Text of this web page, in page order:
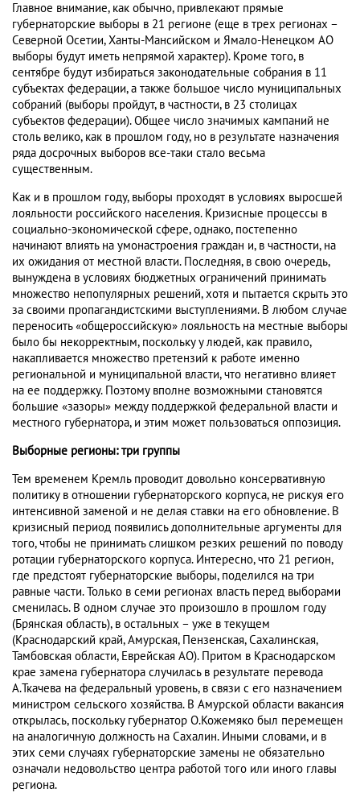
Главное внимание, как обычно, привлекают прямые
губернаторские выборы в 21 регионе (еще в трех регионах –
Северной Осетии, Ханты-Мансийском и Ямало-Ненецком АО
выборы будут иметь непрямой характер). Кроме того, в
сентябре будут избираться законодательные собрания в 11
субъектах федерации, а также большое число муниципальных
собраний (выборы пройдут, в частности, в 23 столицах
субъектов федерации). Общее число значимых кампаний не
столь велико, как в прошлом году, но в результате назначения
ряда досрочных выборов все-таки стало весьма
существенным.
Как и в прошлом году, выборы проходят в условиях выросшей
лояльности российского населения. Кризисные процессы в
социально-экономической сфере, однако, постепенно
начинают влиять на умонастроения граждан и, в частности, на
их ожидания от местной власти. Последняя, в свою очередь,
вынуждена в условиях бюджетных ограничений принимать
множество непопулярных решений, хотя и пытается скрыть это
за своими пропагандистскими выступлениями. В любом случае
переносить «общероссийскую» лояльность на местные выборы
было бы некорректным, поскольку у людей, как правило,
накапливается множество претензий к работе именно
региональной и муниципальной власти, что негативно влияет
на ее поддержку. Поэтому вполне возможными становятся
большие «зазоры» между поддержкой федеральной власти и
местного губернатора, и этим может пользоваться оппозиция.
Выборные регионы: три группы
Тем временем Кремль проводит довольно консервативную
политику в отношении губернаторского корпуса, не рискуя его
интенсивной заменой и не делая ставки на его обновление. В
кризисный период появились дополнительные аргументы для
того, чтобы не принимать слишком резких решений по поводу
ротации губернаторского корпуса. Интересно, что 21 регион,
где предстоят губернаторские выборы, поделился на три
равные части. Только в семи регионах власть перед выборами
сменилась. В одном случае это произошло в прошлом году
(Брянская область), в остальных – уже в текущем
(Краснодарский край, Амурская, Пензенская, Сахалинская,
Тамбовская области, Еврейская АО). Притом в Краснодарском
крае замена губернатора случилась в результате перевода
А.Ткачева на федеральный уровень, в связи с его назначением
министром сельского хозяйства. В Амурской области вакансия
открылась, поскольку губернатор О.Кожемяко был перемещен
на аналогичную должность на Сахалин. Иными словами, и в
этих семи случаях губернаторские замены не обязательно
означали недовольство центра работой того или иного главы
региона.